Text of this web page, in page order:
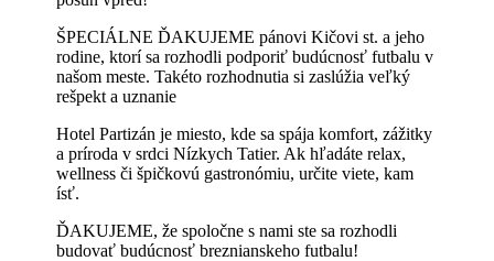
ŠPECIÁLNE ĎAKUJEME pánovi Kičovi st. a jeho
rodine, ktorí sa rozhodli podporiť budúcnosť futbalu v
našom meste. Takéto rozhodnutia si zaslúžia veľký
rešpekt a uznanie
Hotel Partizán je miesto, kde sa spája komfort, zážitky
a príroda v srdci Nízkych Tatier. Ak hľadáte relax,
wellness či špičkovú gastronómiu, určite viete, kam
ísť.
ĎAKUJEME, že spoločne s nami ste sa rozhodli
budovať budúcnosť breznianskeho futbalu!